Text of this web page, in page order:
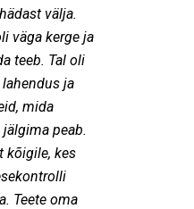
välja.
väga kerge ja
teeb. Tal oli
ja
mida
peab.
kõigile, kes
Teete oma